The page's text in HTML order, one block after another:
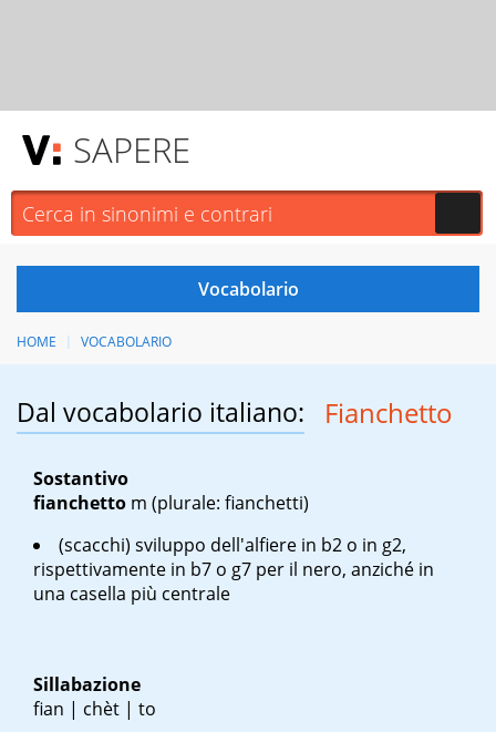
SAPERE
HOME VOCABOLARIO
Dal vocabolario italiano: Fianchetto
Sostantivo
fianchetto m (plurale: fianchetti)
(scacchi) sviluppo dell'alfiere in b2 o in g2,
rispettivamente in b7 o g7 per il nero, anziché in
una casella più centrale
Sillabazione
fian | chèt | to